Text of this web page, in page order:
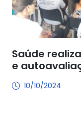
Saúde
e
10/10/2024